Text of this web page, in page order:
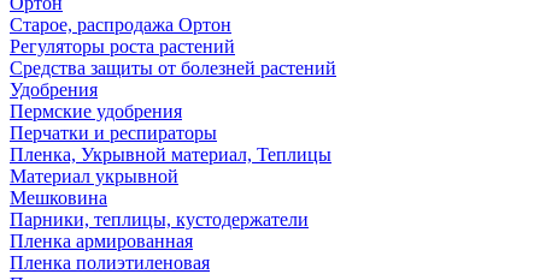
Старое, распродажа Ортон
Регуляторы роста растений
Средства защиты от болезней растений
Удобрения
Пермские удобрения
Перчатки и респираторы
Пленка, Укрывной материал, Теплицы
Материал укрывной
Мешковина
Парники, теплицы, кустодержатели
Пленка армированная
Пленка полиэтиленовая